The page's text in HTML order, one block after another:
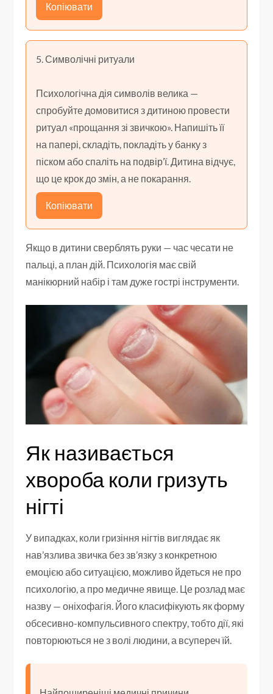
Копіювати
5. Символічні ритуали
Психологічна дія символів велика —
спробуйте домовитися з дитиною провести
ритуал «прощання зі звичкою». Напишіть її
на папері, складіть, покладіть у банку з
піском або спаліть на подвір’ї. Дитина відчує,
що це крок до змін, а не покарання.
Копіювати
Якщо в дитини сверблять руки — час чесати не
пальці, а план дій. Психологія має свій
манікюрний набір і там дуже гострі інструменти.
Як називається
хвороба коли гризуть
нігті
У випадках, коли гризіння нігтів виглядає як
нав’язлива звичка без зв’язку з конкретною
емоцією або ситуацією, можливо йдеться не про
психологію, а про медичне явище. Це розлад має
назву — оніхофагія. Його класифікують як форму
обсесивно-компульсивного спектру, тобто дії, які
повторюються не з волі людини, а всупереч їй.